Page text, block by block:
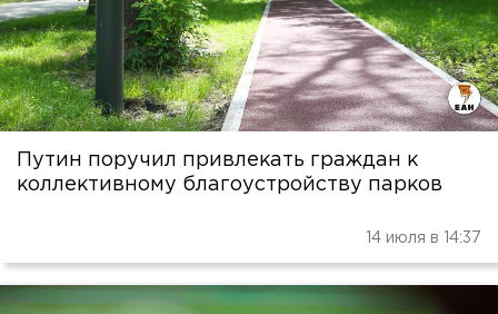
Путин поручил привлекать граждан к
коллективному благоустройству парков
14 июля в 14:37